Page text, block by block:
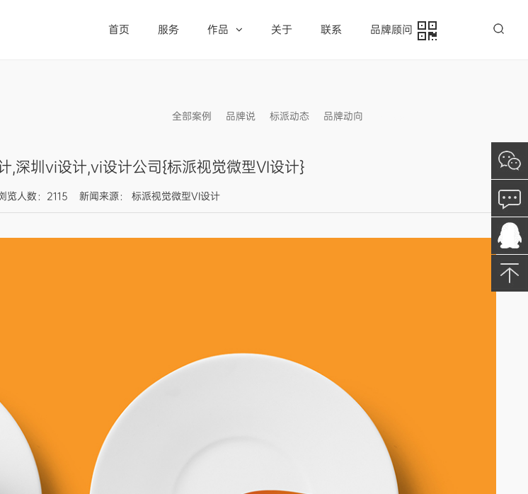
首页 服务 作品 关于 联系 品牌顾问
全部案例 品牌说 标派动态 品牌动向
,深圳vi设计,vi设计公司{标派视觉微型VI设计}
人数：2115 新闻来源： 标派视觉微型VI设计